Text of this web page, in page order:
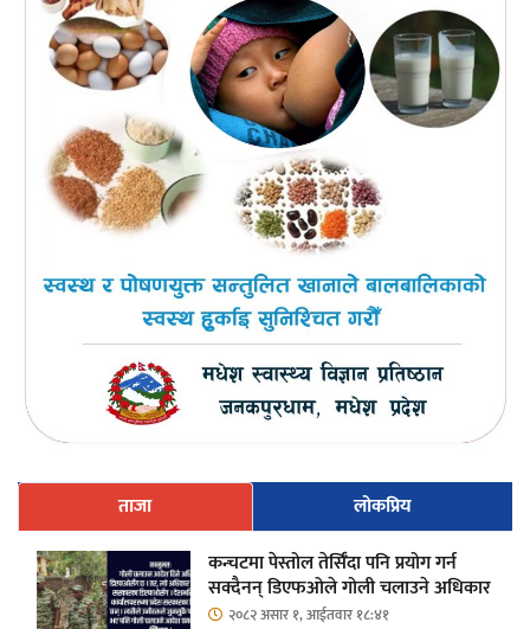
ताजा
लोकप्रिय
कन्चटमा पेस्तोल तेर्सिँदा पनि प्रयोग गर्न
सक्दैनन् डिएफओले गोली चलाउने अधिकार
२०८२ असार १, आईतवार १८:४१